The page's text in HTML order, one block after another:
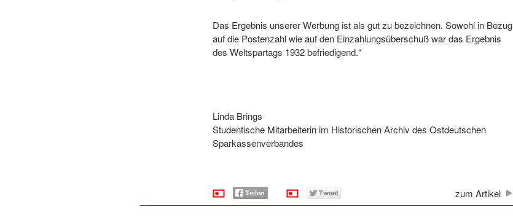
Das Ergebnis unserer Werbung ist als gut zu bezeichnen. Sowohl in Bezug
auf die Postenzahl wie auf den Einzahlungsüberschuß war das Ergebnis
des Weltspartags 1932 befriedigend.“
Linda Brings
Studentische Mitarbeiterin im Historischen Archiv des Ostdeutschen
Sparkassenverbandes
zum Artikel